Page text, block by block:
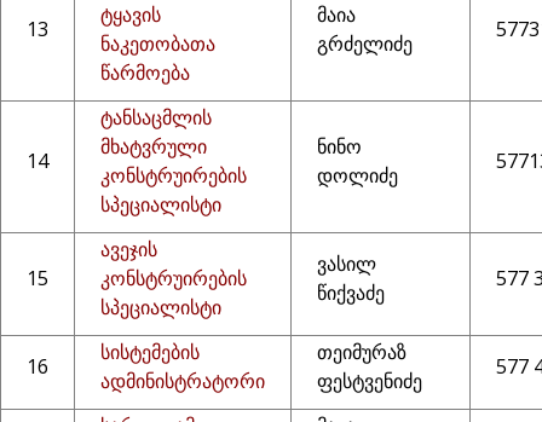
13
ტყავის
ნაკეთობათა
წარმოება
მაია
გრძელიძე
14
ტანსაცმლის
მხატვრული
კონსტრუირების
სპეციალისტი
ნინო
დოლიძე
15
ავეჯის
კონსტრუირების
სპეციალისტი
ვასილ
წიქვაძე
577
16
სისტემების
ადმინისტრატორი
თეიმურაზ
ფესტვენიძე
577